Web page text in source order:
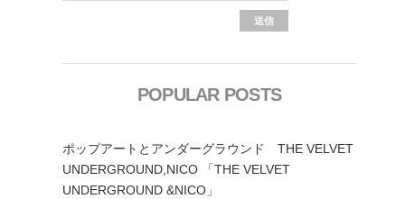
POPULAR POSTS
ポップアートとアンダーグラウンド THE VELVET
UNDERGROUND,NICO 「THE VELVET
UNDERGROUND &NICO」